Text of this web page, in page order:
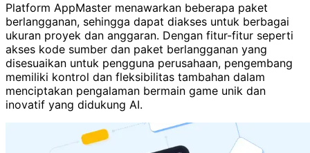
Platform AppMaster menawarkan beberapa paket
berlangganan, sehingga dapat diakses untuk berbagai
ukuran proyek dan anggaran. Dengan fitur-fitur seperti
akses kode sumber dan paket berlangganan yang
disesuaikan untuk pengguna perusahaan, pengembang
memiliki kontrol dan fleksibilitas tambahan dalam
menciptakan pengalaman bermain game unik dan
inovatif yang didukung AI.